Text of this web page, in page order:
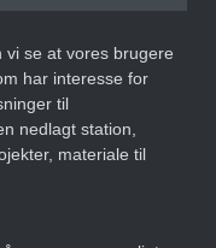
vi se at vores brugere
har interesse for
til
nedlagt station,
materiale til